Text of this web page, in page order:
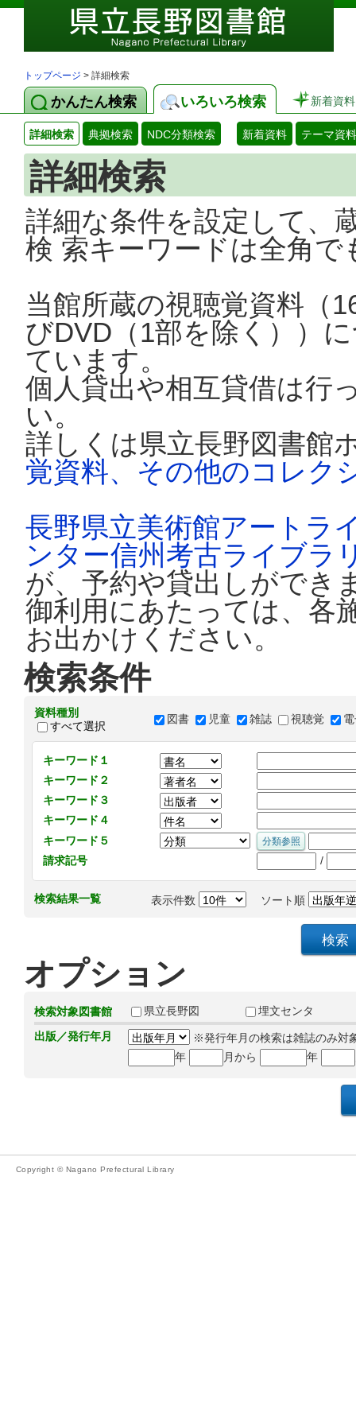
トップページ > 詳細検索
かんたん検索 いろいろ検索 新着資料
詳細検索 典拠検索 NDC分類検索 新着資料 テーマ資料
詳細検索
詳細な条件を設定して、
検 索キーワードは全角
当館所蔵の視聴覚資料（
びDVD（1部を除く））
ています。
個人貸出や相互貸借は行
い。
詳しくは県立長野図書館
覚資料、その他のコレク
長野県立美術館アートラ
ンター信州考古ライブラ
が、予約や貸出しができ
御利用にあたっては、各
お出かけください。
検索条件
資料種別
すべて選択
図書 児童 雑誌 視聴覚
キーワード１
キーワード２
キーワード３
キーワード４
キーワード５
請求記号
/
検索結果一覧 表示件数 ソート順
オプション
検索対象図書館 県立長野図
埋文センタ
出版／発行年月
※発行年月の検索は雑誌のみ対
年
月から 年
Copyright © Nagano Prefectural Library